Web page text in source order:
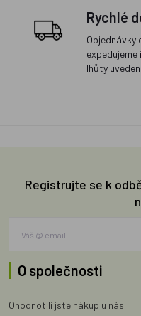
Rychlé
Objednávky
lhůty
Registrujte se k
O společnosti
Ohodnotili jste nákup u nás